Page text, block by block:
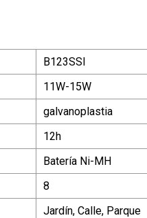
B123SSl
11W-15W
galvanoplastia
12h
Batería Ni-MH
8
Jardín, Calle, Parque